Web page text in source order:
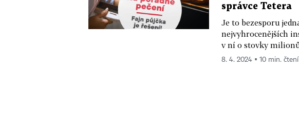
správce Tetera
Je to bezesporu
nejvyhrocenějších
v ní o stovky
8. 4. 2024 ▪ 10 min. čtení